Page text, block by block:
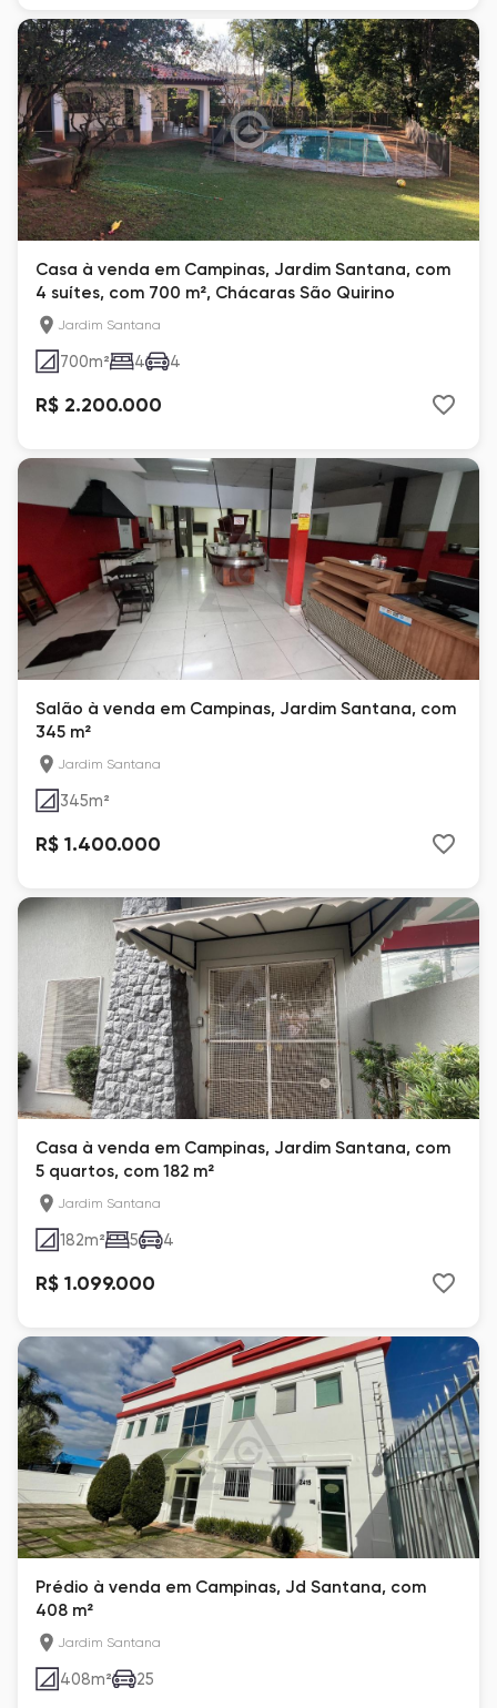
Casa à venda em Campinas, Jardim Santana, com
4 suítes, com 700 m², Chácaras São Quirino
Jardim Santana
700m² 4 4
R$ 2.200.000
Salão à venda em Campinas, Jardim Santana, com
345 m²
Jardim Santana
345m²
R$ 1.400.000
Casa à venda em Campinas, Jardim Santana, com
5 quartos, com 182 m²
Jardim Santana
182m² 5 4
R$ 1.099.000
Prédio à venda em Campinas, Jd Santana, com
408 m²
Jardim Santana
408m² 25